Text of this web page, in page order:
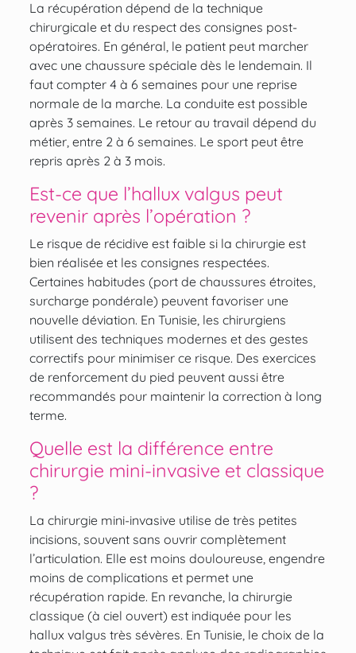
La récupération dépend de la technique
chirurgicale et du respect des consignes post-
opératoires. En général, le patient peut marcher
avec une chaussure spéciale dès le lendemain. Il
faut compter 4 à 6 semaines pour une reprise
normale de la marche. La conduite est possible
après 3 semaines. Le retour au travail dépend du
métier, entre 2 à 6 semaines. Le sport peut être
repris après 2 à 3 mois.
Est-ce que l’hallux valgus peut
revenir après l’opération ?
Le risque de récidive est faible si la chirurgie est
bien réalisée et les consignes respectées.
Certaines habitudes (port de chaussures étroites,
surcharge pondérale) peuvent favoriser une
nouvelle déviation. En Tunisie, les chirurgiens
utilisent des techniques modernes et des gestes
correctifs pour minimiser ce risque. Des exercices
de renforcement du pied peuvent aussi être
recommandés pour maintenir la correction à long
terme.
Quelle est la différence entre
chirurgie mini-invasive et classique
?
La chirurgie mini-invasive utilise de très petites
incisions, souvent sans ouvrir complètement
l’articulation. Elle est moins douloureuse, engendre
moins de complications et permet une
récupération rapide. En revanche, la chirurgie
classique (à ciel ouvert) est indiquée pour les
hallux valgus très sévères. En Tunisie, le choix de la